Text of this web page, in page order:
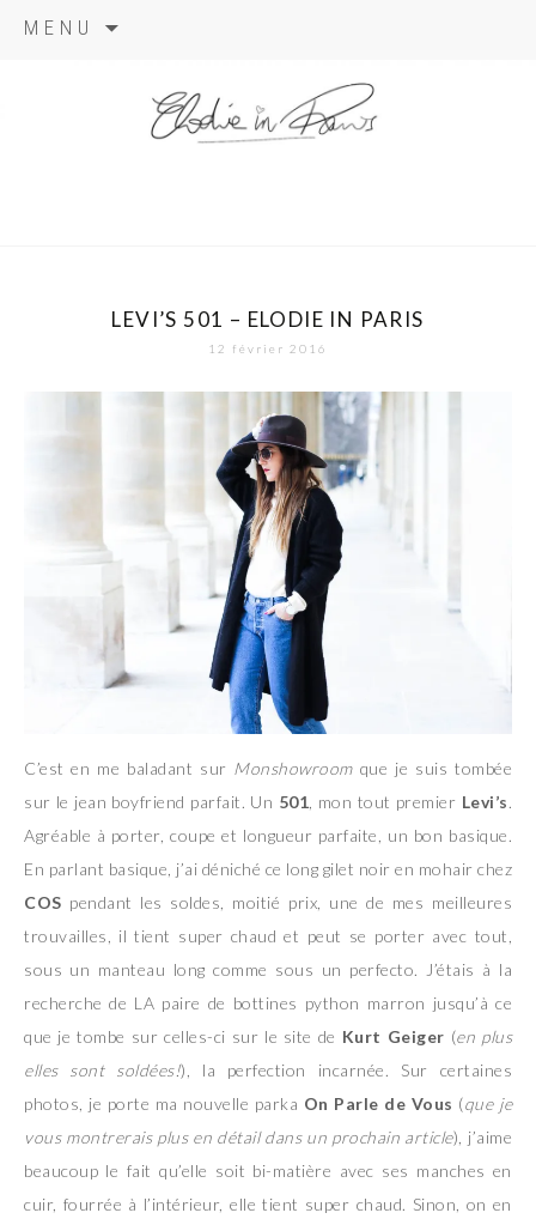
MENU
LEVI’S 501 – ELODIE IN PARIS
12 février 2016
C’est en me baladant sur Monshowroomque je suis tombée
sur le jean boyfriend parfait. Un 501 , mon tout premier Levi’s.
Agréable à porter, coupe et longueur parfaite, un bon basique.
En parlant basique, j’ai déniché ce long gilet noir en mohair chez
COS pendant les soldes, moitié prix, une de mes meilleures
trouvailles, il tient super chaud et peut se porter avec tout,
sous un manteau long comme sous un perfecto. J’étais à la
recherche de LA paire de bottines python marron jusqu’à ce
que je tombe sur celles-ci sur le site de Kurt Geiger (en plus
elles sont soldées!), la perfection incarnée. Sur certaines
photos, je porte ma nouvelle parka On Parle de Vous (que je
vous montrerais plus en détail dans un prochain article), j’aime
beaucoup le fait qu’elle soit bi-matière avec ses manches en
cuir, fourrée à l’intérieur, elle tient super chaud. Sinon, on en